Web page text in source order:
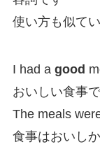
使い方も似て
I had a good
おいしい食事
The meals
食事はおいし